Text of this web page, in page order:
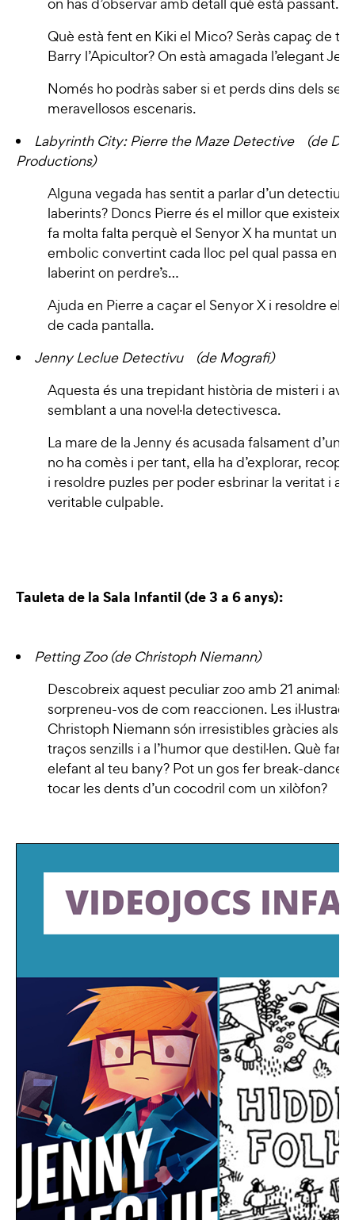
Què està fent en Kiki el Mico? Seràs capaç de
Barry l’Apicultor? On està amagada l’elegant
Només ho podràs saber si et perds dins dels seus
meravellosos escenaris.
Labyrinth City: Pierre the Maze Detective (de
Productions)
Alguna vegada has sentit a parlar d’un detectiu
laberints? Doncs Pierre és el millor que existeix i,
fa molta falta perquè el Senyor X ha muntat un
embolic convertint cada lloc pel qual passa en un
laberint on perdre’s…
Ajuda en Pierre a caçar el Senyor X i resoldre els
de cada pantalla.
Jenny Leclue Detectivu (de Mografi)
Aquesta és una trepidant història de misteri i
semblant a una novel·la detectivesca.
La mare de la Jenny és acusada falsament d’un
no ha comès i per tant, ella ha d’explorar,
i resoldre puzles per poder esbrinar la veritat i
veritable culpable.
Tauleta de la Sala Infantil (de 3 a 6 anys):
Petting Zoo (de Christoph Niemann)
Descobreix aquest peculiar zoo amb 21 animals i
sorpreneu-vos de com reaccionen. Les
Christoph Niemann són irresistibles gràcies als
traços senzills i a l’humor que destil·len.Què faria
elefant al teu bany? Pot un gos fer break-dance?
tocar les dents d’un cocodril com un xilòfon?